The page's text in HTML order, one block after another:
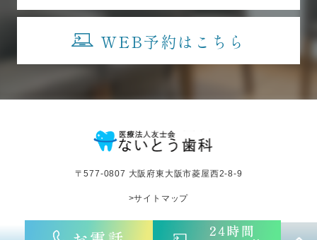
WEB予約はこちら
〒577-0807 大阪府東大阪市菱屋西2-8-9
>サイトマップ
©︎医療法人友士会ないとう歯科